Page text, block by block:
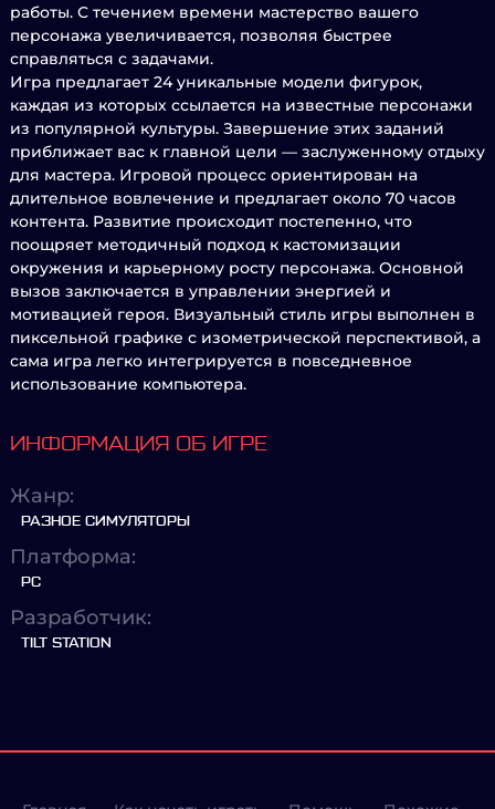
работы. С течением времени мастерство вашего
персонажа увеличивается, позволяя быстрее
справляться с задачами.
Игра предлагает 24 уникальные модели фигурок,
каждая из которых ссылается на известные персонажи
из популярной культуры. Завершение этих заданий
приближает вас к главной цели — заслуженному отдыху
для мастера. Игровой процесс ориентирован на
длительное вовлечение и предлагает около 70 часов
контента. Развитие происходит постепенно, что
поощряет методичный подход к кастомизации
окружения и карьерному росту персонажа. Основной
вызов заключается в управлении энергией и
мотивацией героя. Визуальный стиль игры выполнен в
пиксельной графике с изометрической перспективой, а
сама игра легко интегрируется в повседневное
использование компьютера.
ИНФОРМАЦИЯ ОБ ИГРЕ
Жанр:
РАЗНОЕ СИМУЛЯТОРЫ
Платформа:
PC
Разработчик:
TILT STATION